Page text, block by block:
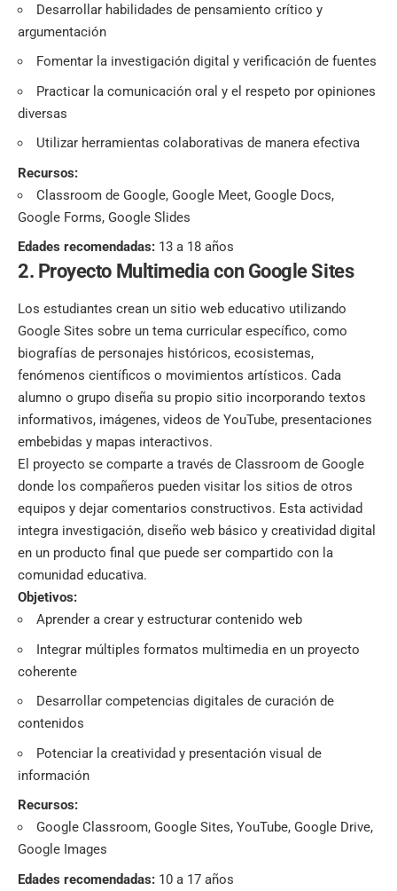
Desarrollar habilidades de pensamiento crítico y
argumentación
Fomentar la investigación digital y verificación de fuentes
Practicar la comunicación oral y el respeto por opiniones
diversas
Utilizar herramientas colaborativas de manera efectiva
Recursos:
Classroom de Google, Google Meet, Google Docs,
Google Forms, Google Slides
Edades recomendadas: 13 a 18 años
2. Proyecto Multimedia con Google Sites
Los estudiantes crean un sitio web educativo utilizando
Google Sites sobre un tema curricular específico, como
biografías de personajes históricos, ecosistemas,
fenómenos científicos o movimientos artísticos. Cada
alumno o grupo diseña su propio sitio incorporando textos
informativos, imágenes, videos de YouTube, presentaciones
embebidas y mapas interactivos.
El proyecto se comparte a través de Classroom de Google
donde los compañeros pueden visitar los sitios de otros
equipos y dejar comentarios constructivos. Esta actividad
integra investigación, diseño web básico y creatividad digital
en un producto final que puede ser compartido con la
comunidad educativa.
Objetivos:
Aprender a crear y estructurar contenido web
Integrar múltiples formatos multimedia en un proyecto
coherente
Desarrollar competencias digitales de curación de
contenidos
Potenciar la creatividad y presentación visual de
información
Recursos:
Google Classroom, Google Sites, YouTube, Google Drive,
Google Images
Edades recomendadas: 10 a 17 años